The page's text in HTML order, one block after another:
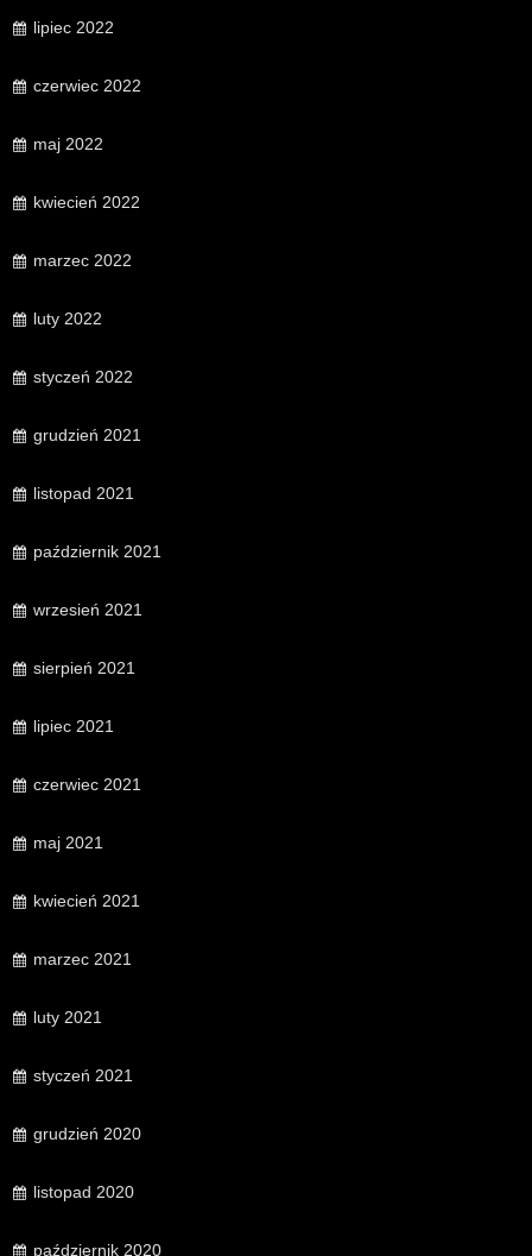
lipiec 2022
czerwiec 2022
maj 2022
kwiecień 2022
marzec 2022
luty 2022
styczeń 2022
grudzień 2021
listopad 2021
październik 2021
wrzesień 2021
sierpień 2021
lipiec 2021
czerwiec 2021
maj 2021
kwiecień 2021
marzec 2021
luty 2021
styczeń 2021
grudzień 2020
listopad 2020
październik 2020